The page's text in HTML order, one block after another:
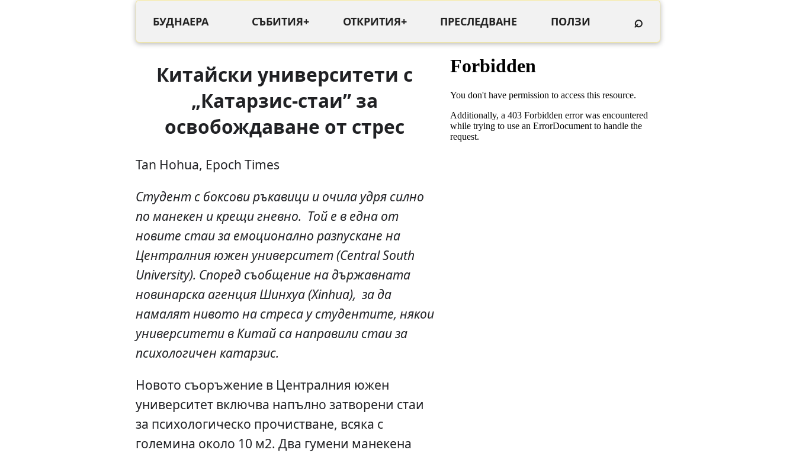
БУДНАЕРА СЪБИТИЯ+ ОТКРИТИЯ+ ПРЕСЛЕДВАНЕ ПОЛЗИ ⌕
Китайски университети с
„Катарзис-стаи” за
освобождаване от стрес
Tan Hohua, Epoch Times
Студент с боксови ръкавици и очила удря силно
по манекен и крещи гневно. Той е в една от
новите стаи за емоционално разпускане на
Централния южен университет (CentralSouth
University). Според съобщение на държавната
новинарска агенция Шинхуа (Xinhua), за да
намалят нивото на стреса у студентите, някои
университети в Китай са направили стаи за
психологичен катарзис.
Новото съоръжение в Централния южен
университет включва напълно затворени стаи
за психологическо прочистване, всяка с
големина около 10 м2. Два гумени манекена